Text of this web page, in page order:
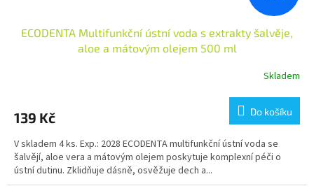
ECODENTA Multifunkční ústní voda s extrakty šalvěje,
aloe a mátovým olejem 500 ml
Skladem
139 Kč Do košíku
V skladem 4 ks. Exp.: 2028 ECODENTA multifunkční ústní voda se
šalvějí, aloe vera a mátovým olejem poskytuje komplexní péči o
ústní dutinu. Zklidňuje dásně, osvěžuje dech a...